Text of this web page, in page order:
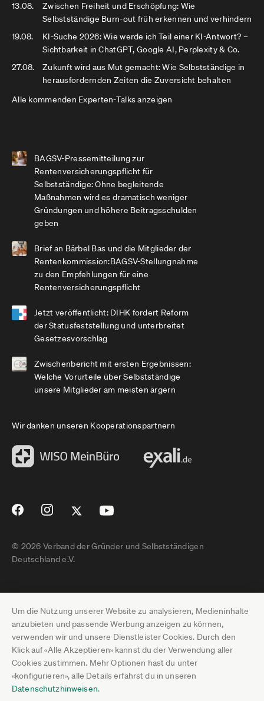
Um die Nutzung unserer Website zu analysieren, Medieninhalte
anzubieten und passende Werbung anzeigen zu können,
verwenden wir und unsere Dienstleister Cookies. Durch den
Klick auf «Alle Akzeptieren» kannst du der Verwendung aller
Cookies zustimmen. Mehr Optionen hast du unter
«konfigurieren», alle Details erfährst du in unseren
Datenschutzhinweisen.
13.08.
Zwischen Freiheit und Erschöpfung: Wie
Selbstständige Burn-out früh erkennen und verhindern
19.08.
KI-Suche 2026: Wie werde ich Teil einer KI-Antwort? –
Sichtbarkeit in ChatGPT, Google AI, Perplexity & Co.
27.08.
Zukunft wird aus Mut gemacht: Wie Selbstständige in
herausfordernden Zeiten die Zuversicht behalten
Alle kommenden Experten-Talks anzeigen
BAGSV-Pressemitteilung zur
Rentenversicherungspflicht für
Selbstständige: Ohne begleitende
Maßnahmen wird es dramatisch weniger
Gründungen und höhere Beitragsschulden
geben
Brief an Bärbel Bas und die Mitglieder der
Rentenkommission:BAGSV-Stellungnahme
zu den Empfehlungen für eine
Rentenversicherungspflicht
Jetzt veröffentlicht: DIHK fordert Reform
der Statusfeststellung und unterbreitet
Gesetzesvorschlag
Zwischenbericht mit ersten Ergebnissen:
Welche Vorurteile über Selbstständige
unsere Mitglieder am meisten ärgern
Wir danken unseren Kooperationspartnern
© 2026 Verband der Gründer und Selbstständigen
Deutschland e.V.
Impressum
Datenschutz
Pressebereich
Jobs